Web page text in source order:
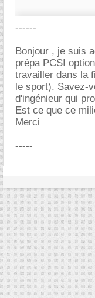
------
Bonjour , je suis
prépa PCSI
travailler dans la
le sport). Savez-
d'ingénieur qui
Est ce que ce
Merci
-----